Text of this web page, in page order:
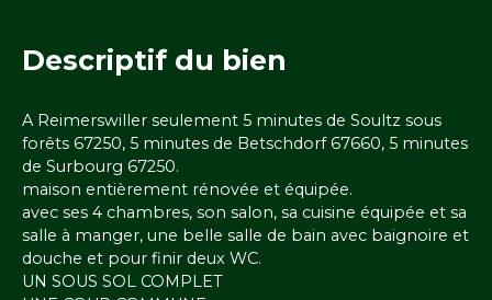
Descriptif du bien
A Reimerswiller seulement 5 minutes de Soultz sous
forêts 67250, 5 minutes de Betschdorf 67660, 5 minutes
de Surbourg 67250.
maison entièrement rénovée et équipée.
avec ses 4 chambres, son salon, sa cuisine équipée et sa
salle à manger, une belle salle de bain avec baignoire et
douche et pour finir deux WC.
UN SOUS SOL COMPLET